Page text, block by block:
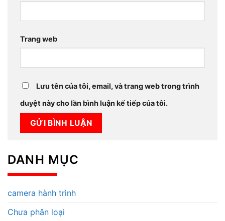
Trang web
Lưu tên của tôi, email, và trang web trong trình
duyệt này cho lần bình luận kế tiếp của tôi.
DANH MỤC
camera hành trình
Chưa phân loại